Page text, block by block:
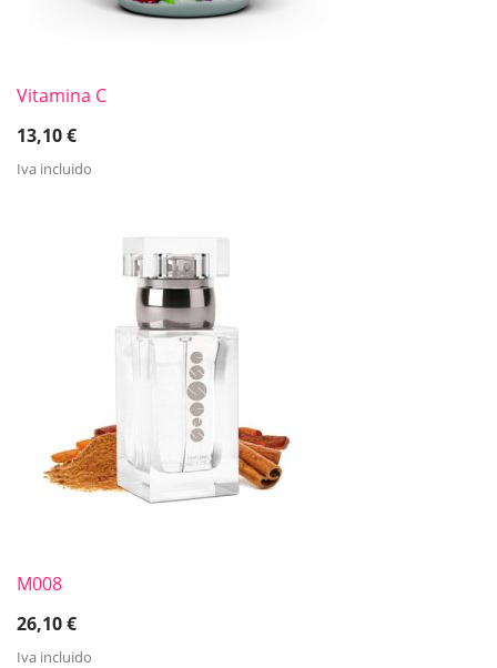
Vitamina C
13,10€
Iva incluido
M008
26,10€
Iva incluido